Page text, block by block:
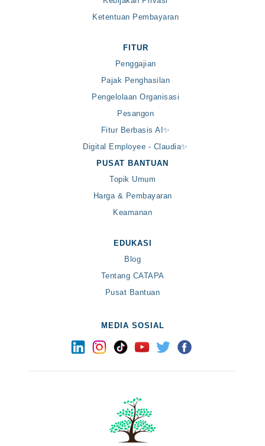
Ketentuan Pembayaran
FITUR
Penggajian
Pajak Penghasilan
Pengelolaan Organisasi
Pesangon
Fitur Berbasis AI✨
Digital Employee - Claudia✨
PUSAT BANTUAN
Topik Umum
Harga & Pembayaran
Keamanan
EDUKASI
Blog
Tentang CATAPA
Pusat Bantuan
MEDIA SOSIAL